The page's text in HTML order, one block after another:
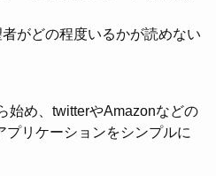
がどの程度いるかが読めない
始め、twitterやAmazonなどの
リケーションをシンプルに